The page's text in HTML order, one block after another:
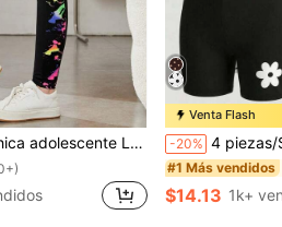
alto con estampado de tinte de salpicadura control de barriga servilleta
Venta Flash
-20% 4 piezas/Set Pantalones cortos para niñas, pantalones casuales delgados de
#1 Más vendidos
$14.13 1k+